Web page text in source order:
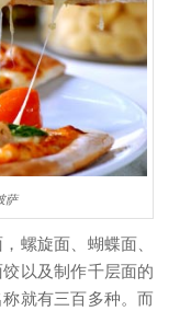
萨
螺旋面、蝴蝶面、
以及制作千层面的
就有三百多种。而